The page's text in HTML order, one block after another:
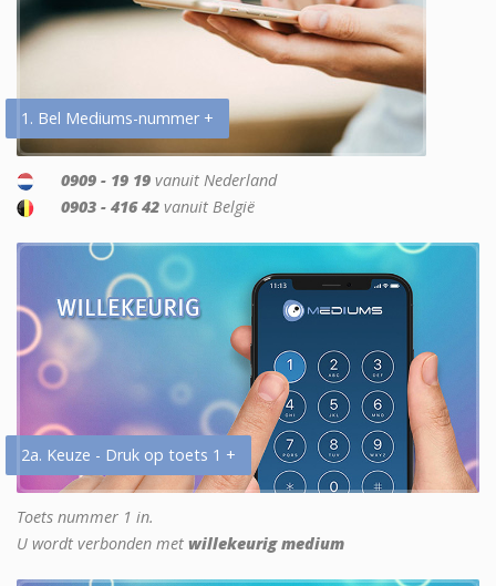
1. Bel Mediums-nummer +
0909 - 19 19 vanuit Nederland
0903 - 416 42 vanuit België
2a. Keuze - Druk op toets 1 +
Toets nummer 1 in.
U wordt verbonden met willekeurig medium